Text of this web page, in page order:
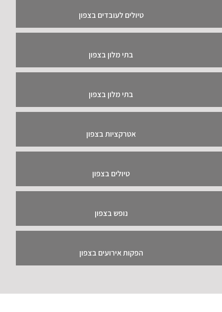
טיולים לעובדים בצפון
בתי מלון בצפון
בתי מלון בצפון
אטרקציות בצפון
טיולים בצפון
נופש בצפון
הפקות אירועים בצפון